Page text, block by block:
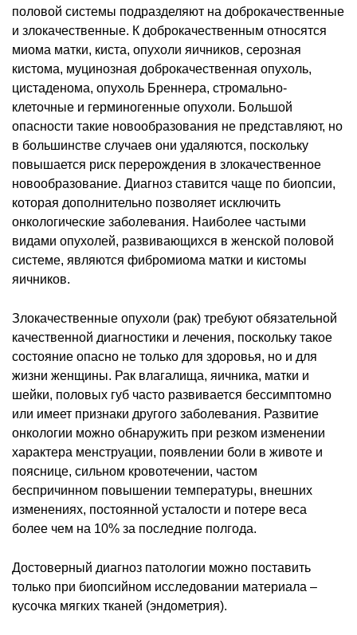
половой системы подразделяют на доброкачественные
и злокачественные. К доброкачественным относятся
миома матки, киста, опухоли яичников, серозная
кистома, муцинозная доброкачественная опухоль,
цистаденома, опухоль Бреннера, стромально-
клеточные и герминогенные опухоли. Большой
опасности такие новообразования не представляют, но
в большинстве случаев они удаляются, поскольку
повышается риск перерождения в злокачественное
новообразование. Диагноз ставится чаще по биопсии,
которая дополнительно позволяет исключить
онкологические заболевания. Наиболее частыми
видами опухолей, развивающихся в женской половой
системе, являются фибромиома матки и кистомы
яичников.
Злокачественные опухоли (рак) требуют обязательной
качественной диагностики и лечения, поскольку такое
состояние опасно не только для здоровья, но и для
жизни женщины. Рак влагалища, яичника, матки и
шейки, половых губ часто развивается бессимптомно
или имеет признаки другого заболевания. Развитие
онкологии можно обнаружить при резком изменении
характера менструации, появлении боли в животе и
пояснице, сильном кровотечении, частом
беспричинном повышении температуры, внешних
изменениях, постоянной усталости и потере веса
более чем на 10% за последние полгода.
Достоверный диагноз патологии можно поставить
только при биопсийном исследовании материала –
кусочка мягких тканей (эндометрия).